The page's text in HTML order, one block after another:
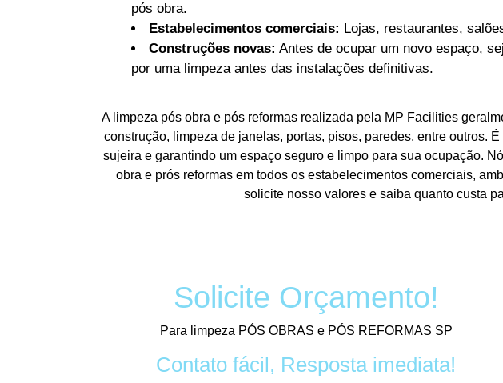
pós obra.
Estabelecimentos comerciais: Lojas, restaurantes,
Construções novas: Antes de ocupar um novo espaço,
por uma limpeza antes das instalações definitivas.
A limpeza pós obra e pós reformas realizada pela MP Facilities
construção, limpeza de janelas, portas, pisos, paredes, entre outros.
sujeira e garantindo um espaço seguro e limpo para sua ocupação.
obra e prós reformas em todos os estabelecimentos comerciais,
solicite nosso valores e saiba quanto custa
Solicite Orçamento!
Para limpeza PÓS OBRAS e PÓS REFORMAS SP
Contato fácil, Resposta imediata!